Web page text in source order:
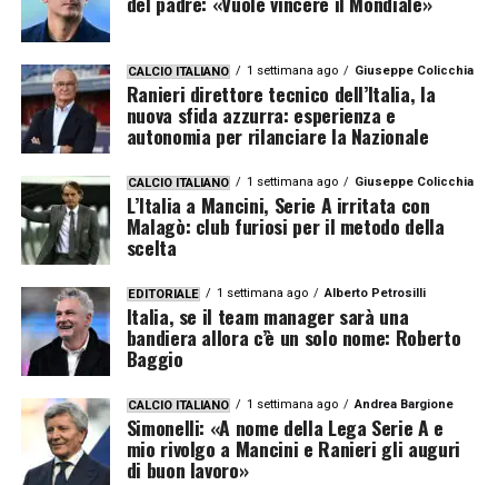
CALCIO ITALIANO 1 settimana ago Giuseppe Colicchia
Ranieri direttore tecnico dell’Italia, la
nuova sfida azzurra: esperienza e
autonomia per rilanciare la Nazionale
CALCIO ITALIANO 1 settimana ago Giuseppe Colicchia
L’Italia a Mancini, Serie A irritata con
Malagò: club furiosi per il metodo della
scelta
EDITORIALE 1 settimana ago Alberto Petrosilli
Italia, se il team manager sarà una
bandiera allora c’è un solo nome: Roberto
Baggio
CALCIO ITALIANO 1 settimana ago Andrea Bargione
Simonelli: «A nome della Lega Serie A e
mio rivolgo a Mancini e Ranieri gli auguri
di buon lavoro»